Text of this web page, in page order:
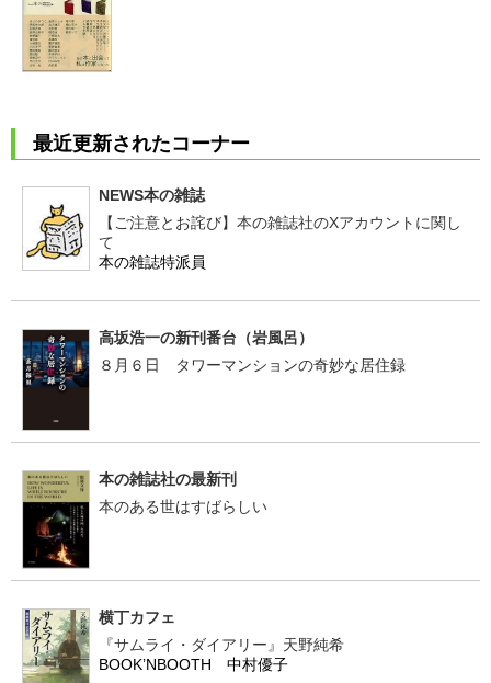
最近更新されたコーナー
NEWS本の雑誌
【ご注意とお詫び】本の雑誌社のXアカウントに関し
て
本の雑誌特派員
高坂浩一の新刊番台（岩風呂）
８月６日 タワーマンションの奇妙な居住録
本の雑誌社の最新刊
本のある世はすばらしい
横丁カフェ
『サムライ・ダイアリー』天野純希
BOOK’NBOOTH 中村優子